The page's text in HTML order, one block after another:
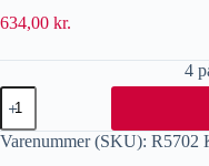
634,00 kr.
4
Varenummer (SKU): R5702